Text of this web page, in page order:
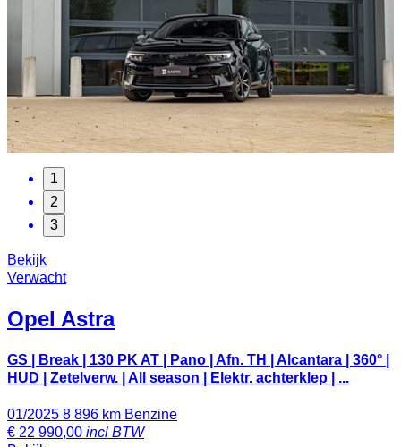
1
2
3
Bekijk
Verwacht
Opel Astra
GS | Break | 130 PK AT | Pano | Afn. TH | Alcantara | 360° |
HUD | Zetelverw. | All season | Elektr. achterklep | ...
01/2025 8 896 km Benzine
€ 22 990,00 incl BTW